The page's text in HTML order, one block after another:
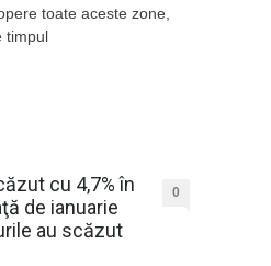
toate aceste zone,
timpul
cu 4,7% în
de ianuarie
au scăzut
0